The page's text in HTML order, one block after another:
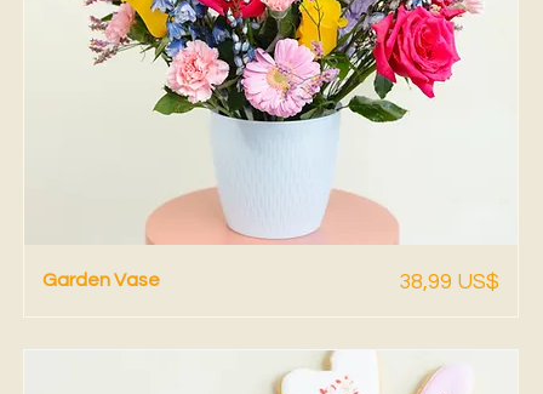
Garden Vase Precio
38,99 US$